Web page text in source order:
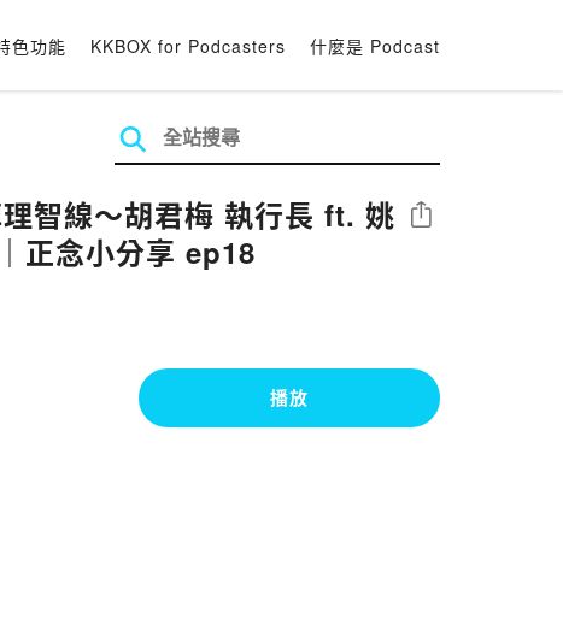
色功能 KKBOX for Podcasters 什麼是 Podcast
智線～胡君梅 執行長 ft. 姚
正念小分享 ep18
分享
播放